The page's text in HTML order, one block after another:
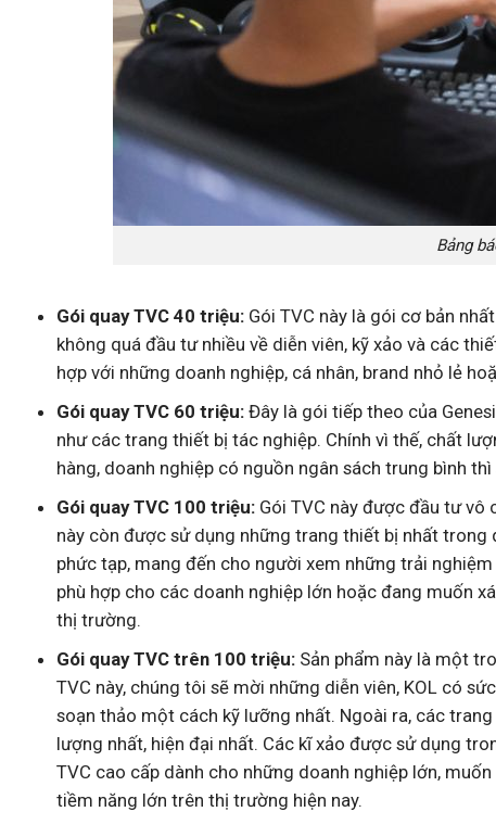
Bảng
Gói quay TVC 40 triệu:Gói TVC này là gói cơ bản
không quá đầu tư nhiều về diễn viên, kỹ xảo và các
hợp với những doanh nghiệp, cá nhân, brand nhỏ lẻ
Gói quay TVC 60 triệu:Đây là gói tiếp theo của
như các trang thiết bị tác nghiệp. Chính vì thế, chất
hàng, doanh nghiệp có nguồn ngân sách trung bình
Gói quay TVC 100 triệu:Gói TVC này được đầu tư vô
này còn được sử dụng những trang thiết bị nhất trong
phức tạp, mang đến cho người xem những trải
phù hợp cho các doanh nghiệp lớn hoặc đang muốn
thị trường.
Gói quay TVC trên 100 triệu:Sản phẩm này là một
TVC này, chúng tôi sẽ mời những diễn viên, KOL có
soạn thảo một cách kỹ lưỡng nhất. Ngoài ra, các
lượng nhất, hiện đại nhất. Các kĩ xảo được sử dụng
TVC cao cấp dành cho những doanh nghiệp lớn,
tiềm năng lớn trên thị trường hiện nay.